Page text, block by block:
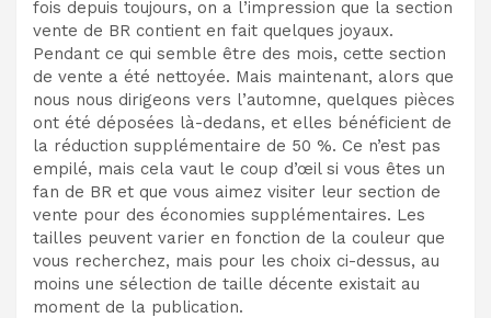
fois depuis toujours, on a l’impression que la section
vente de BR contient en fait quelques joyaux.
Pendant ce qui semble être des mois, cette section
de vente a été nettoyée. Mais maintenant, alors que
nous nous dirigeons vers l’automne, quelques pièces
ont été déposées là-dedans, et elles bénéficient de
la réduction supplémentaire de 50 %. Ce n’est pas
empilé, mais cela vaut le coup d’œil si vous êtes un
fan de BR et que vous aimez visiter leur section de
vente pour des économies supplémentaires. Les
tailles peuvent varier en fonction de la couleur que
vous recherchez, mais pour les choix ci-dessus, au
moins une sélection de taille décente existait au
moment de la publication.